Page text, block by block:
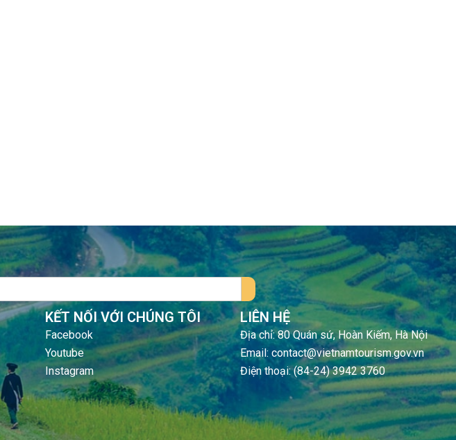
KẾT NỐI VỚI CHÚNG TÔI
Facebook
Youtube
Instagram
LIÊN HỆ
Địa chỉ: 80 Quán sứ, Hoàn Kiếm, Hà Nội
Email: contact@vietnamtourism.gov.vn
Điện thoại: (84-24) 3942 3760